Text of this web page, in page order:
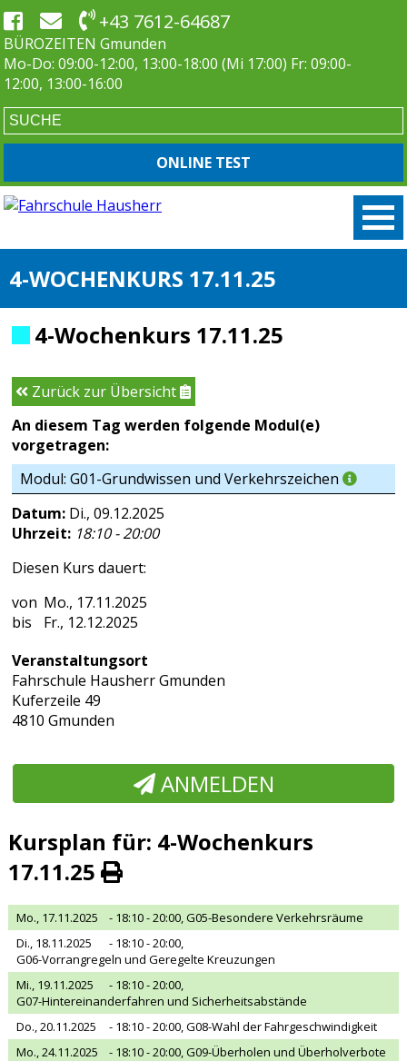
+43 7612-64687
BÜROZEITEN Gmunden
Mo-Do: 09:00-12:00, 13:00-18:00 (Mi 17:00) Fr: 09:00-
12:00, 13:00-16:00
ONLINE TEST
4-WOCHENKURS 17.11.25
4-Wochenkurs 17.11.25
Zurück zur Übersicht
An diesem Tag werden folgende Modul(e)
vorgetragen:
Modul: G01-Grundwissen und Verkehrszeichen
Datum: Di., 09.12.2025
Uhrzeit: 18:10 - 20:00
Diesen Kurs dauert:
Mo., 17.11.2025
Fr., 12.12.2025
Veranstaltungsort
Fahrschule Hausherr Gmunden
Kuferzeile 49
4810 Gmunden
ANMELDEN
Kursplan für: 4-Wochenkurs
17.11.25
Mo., 17.11.2025 - 18:10 - 20:00,G05-Besondere Verkehrsräume
Di., 18.11.2025
- 18:10 - 20:00,
G06-Vorrangregeln und Geregelte Kreuzungen
Mi., 19.11.2025
- 18:10 - 20:00,
G07-Hintereinanderfahren und Sicherheitsabstände
Do., 20.11.2025
- 18:10 - 20:00,G08-Wahl der Fahrgeschwindigkeit
Mo., 24.11.2025
- 18:10 - 20:00,G09-Überholen und Überholverbote